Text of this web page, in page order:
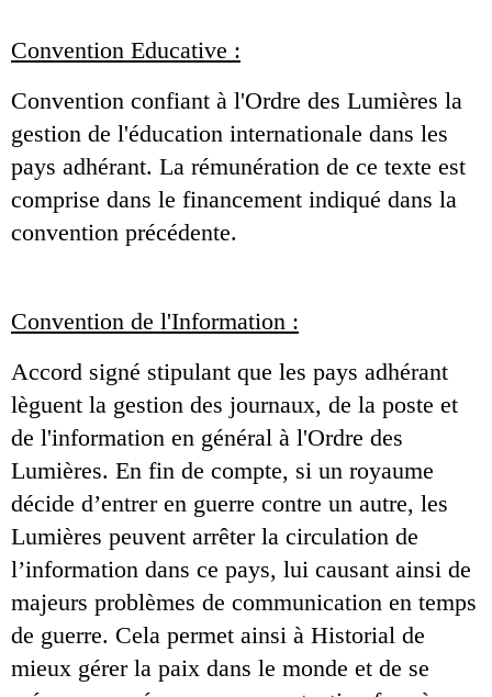
Convention Educative :
Convention confiant à l'Ordre des Lumières la
gestion de l'éducation internationale dans les
pays adhérant. La rémunération de ce texte est
comprise dans le financement indiqué dans la
convention précédente.
Convention de l'Information :
Accord signé stipulant que les pays adhérant
lèguent la gestion des journaux, de la poste et
de l'information en général à l'Ordre des
Lumières. En fin de compte, si un royaume
décide d’entrer en guerre contre un autre, les
Lumières peuvent arrêter la circulation de
l’information dans ce pays, lui causant ainsi de
majeurs problèmes de communication en temps
de guerre. Cela permet ainsi à Historial de
mieux gérer la paix dans le monde et de se